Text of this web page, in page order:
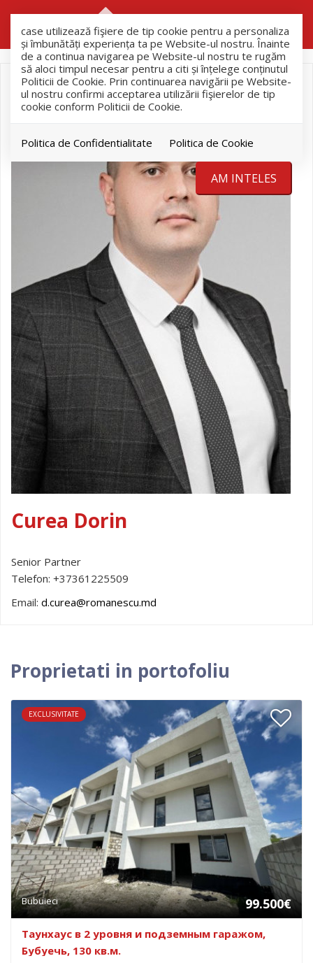
case utilizează fişiere de tip cookie pentru a personaliza
și îmbunătăți experiența ta pe Website-ul nostru. Înainte
de a continua navigarea pe Website-ul nostru te rugăm
să aloci timpul necesar pentru a citi și înțelege conținutul
Politicii de Cookie. Prin continuarea navigării pe Website-
ul nostru confirmi acceptarea utilizării fişierelor de tip
cookie conform Politicii de Cookie.
Politica de Confidentialitate Politica de Cookie
AM INTELES
Curea Dorin
Senior Partner
Telefon: +37361225509
Email: d.curea@romanescu.md
Proprietati in portofoliu
EXCLUSIVITATE
Bubuieci 99.500€
Таунхаус в 2 уровня и подземным гаражом,
Бубуечь, 130 кв.м.